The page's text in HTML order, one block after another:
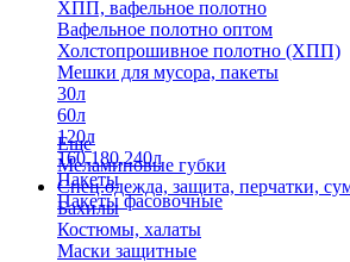
ХПП, вафельное полотно
Вафельное полотно оптом
Холстопрошивное полотно (ХПП)
Мешки для мусора, пакеты
30л
60л
120л
160,180,240л
Пакеты
Пакеты фасовочные
Еще
Меламиновые губки
Спец.одежда, защита, перчатки,
Бахилы
Костюмы, халаты
Маски защитные